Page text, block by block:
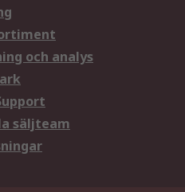
och analys
säljteam